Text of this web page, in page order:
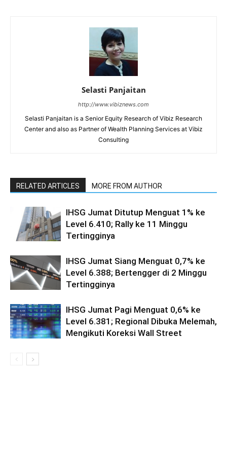
Selasti Panjaitan
http://www.vibiznews.com
Selasti Panjaitan is a Senior Equity Research of Vibiz Research
Center and also as Partner of Wealth Planning Services at Vibiz
Consulting
RELATED ARTICLES MORE FROM AUTHOR
IHSG Jumat Ditutup Menguat 1% ke
Level 6.410; Rally ke 11 Minggu
Tertingginya
IHSG Jumat Siang Menguat 0,7% ke
Level 6.388; Bertengger di 2 Minggu
Tertingginya
IHSG Jumat Pagi Menguat 0,6% ke
Level 6.381; Regional Dibuka Melemah,
Mengikuti Koreksi Wall Street